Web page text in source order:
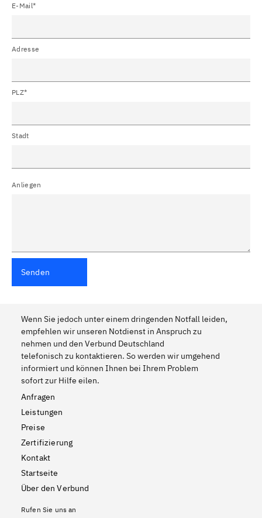
E-Mail*
Adresse
PLZ*
Stadt
Anliegen
Senden
Wenn Sie jedoch unter einem dringenden Notfall leiden,
empfehlen wir unseren Notdienst in Anspruch zu
nehmen und den Verbund Deutschland
telefonisch zu kontaktieren. So werden wir umgehend
informiert und können Ihnen bei Ihrem Problem
sofort zur Hilfe eilen.
Anfragen
Leistungen
Preise
Zertifizierung
Kontakt
Startseite
Über den Verbund
Rufen Sie uns an